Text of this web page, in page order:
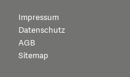
Impressum
Datenschutz
AGB
Sitemap